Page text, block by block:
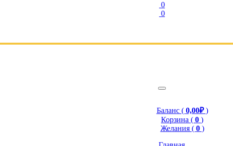
0
0
Баланс ( 0,00₽)
Корзина ( 0 )
Желания ( 0 )